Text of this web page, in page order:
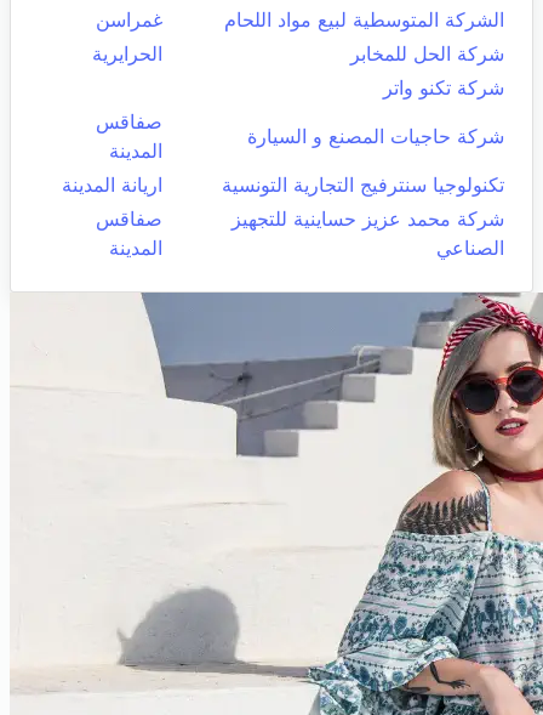
الشركة المتوسطية لبيع مواد اللحام
غمراسن
شركة الحل للمخابر
الحرايرية
شركة تكنو واتر
شركة حاجيات المصنع و السيارة
صفاقس
المدينة
تكنولوجيا سنترفيج التجارية التونسية
اريانة المدينة
شركة محمد عزيز حساينية للتجهيز
الصناعي
صفاقس
المدينة